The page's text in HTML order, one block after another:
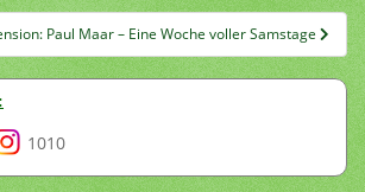
Paul Maar – Eine Woche voller Samstage
1010